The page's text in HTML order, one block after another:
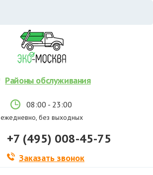
Районы обслуживания
08:00 - 23:00
ежедневно, без выходных
+7 (495) 008-45-75
Заказать звонок